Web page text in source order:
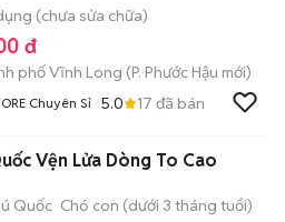
(chưa sửa chữa)
đ
phố Vĩnh Long (P. Phước Hậu mới)
Chuyên Sỉ 5.0 17 đã bán
Vện Lửa Dòng To Cao
Quốc Chó con (dưới 3 tháng tuổi)